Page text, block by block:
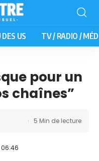
US TV / RADIO /
pour un
chaînes”
5 Min de lecture